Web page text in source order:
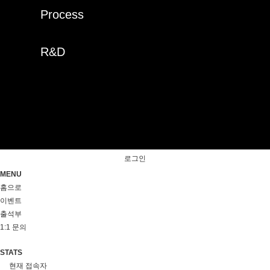
Process
R&D
로그인
MENU
홈으로
이벤트
출석부
1:1 문의
STATS
현재 접속자